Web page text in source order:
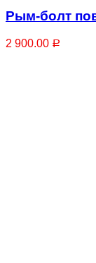
Рым-болт
2 900.00 Р